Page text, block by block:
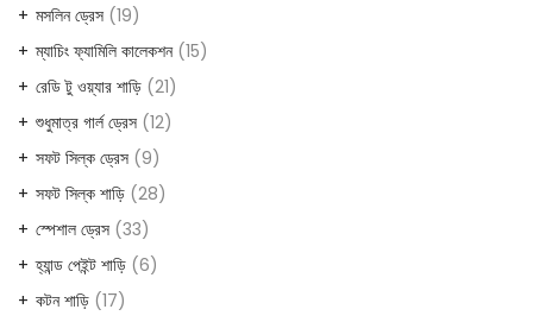
মসলিন ড্রেস 19
ম্যাচিং ফ্যামিলি কালেকশন 15
রেডি টু ওয়্যার শাড়ি 21
শুধুমাত্র গার্ল ড্রেস 12
সফট সিল্ক ড্রেস 9
সফট সিল্ক শাড়ি 28
স্পেশাল ড্রেস 33
হ্যান্ড পেইন্ট শাড়ি 6
কটন শাড়ি 17